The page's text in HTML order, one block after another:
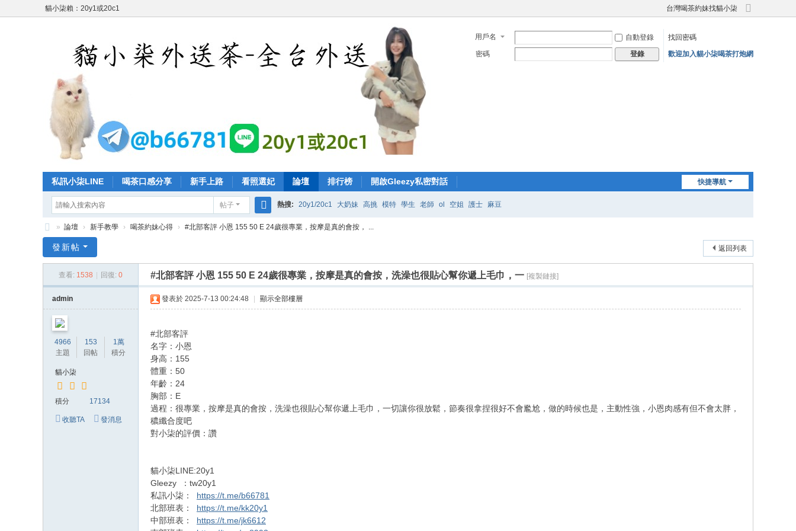
貓小柒賴：20y1或20c1 台灣喝茶約妹找貓小柒
切
寬
用戶名 自動登錄
找回密碼
密碼
登錄 歡迎加入貓小柒喝茶打炮網
快捷導航
私訊小柒LINE 喝茶口感分享 新手上路 看照選妃 論壇 排行榜 開啟Gleezy私密對話
帖子
搜
熱搜: 20y1/20c1 大奶妹 高挑 模特 學生 老師 ol 空姐 護士 麻豆
灣
» 論壇 › 新手教學 › 喝茶約妹心得 › #北部客評 小恩 155 50 E 24歲很專業，按摩是真的會按， ...
返回列表
發新帖
查看: 1538 回復: 0 #北部客評 小恩 155 50 E 24歲很專業，按摩是真的會按，洗澡也很貼心幫你遞上毛巾，一 [複製鏈接]
admin
4966
主題
153
回帖
1萬
積分
貓小柒
積分 17134
收聽TA 發消息
發表於 2025-7-13 00:24:48 顯示全部樓層
#北部客評
名字：小恩
身高：155
體重：50
年齡：24
胸部：E
過程：很專業，按摩是真的會按，洗澡也很貼心幫你遞上毛巾，一切讓你很放鬆，節奏很拿捏很好不會尷尬，做的時候也是，主動性強，小恩肉感有但不會太胖，
穠纖合度吧
對小柒的評價：讚
貓小柒LINE:20y1
Gleezy ：tw20y1
私訊小柒： https://t.me/b66781
北部班表： https://t.me/kk20y1
中部班表： https://t.me/jk6612